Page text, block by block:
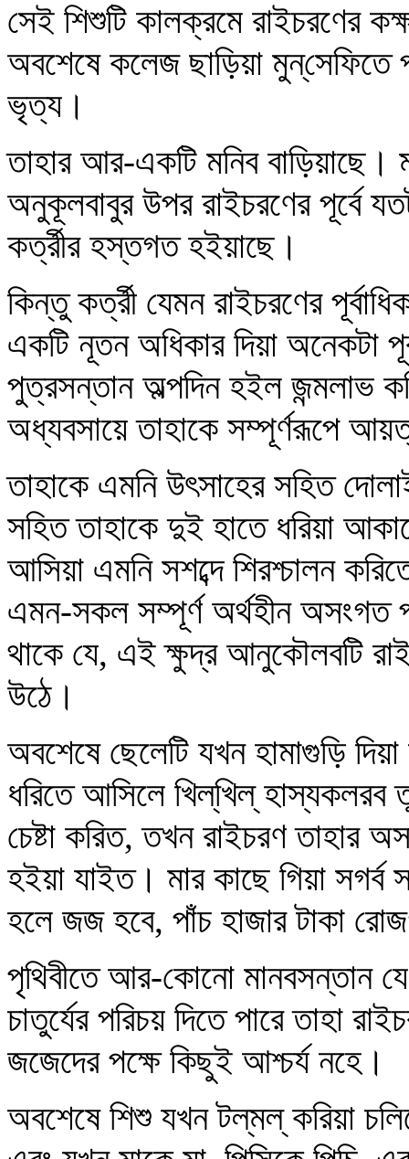
সেই শিশুটি কালক্রমে রাইচরণের
অবশেষে কলেজ ছাড়িয়া মুন্‌‌‌‌সেফিতে
ভৃত্য।
তাহার আর-একটি মনিব বাড়িয়াছে।
অনুকূলবাবুর উপর রাইচরণের পূর্বে
কর্ত্রীর হস্তগত হইয়াছে।
কিন্তু কর্ত্রী যেমন রাইচরণের
একটি নূতন অধিকার দিয়া অনেকটা
পুত্রসন্তান অল্পদিন হইল জন্মলাভ
অধ্যবসায়ে তাহাকে সম্পূর্ণরূপে
তাহাকে এমনি উৎসাহের সহিত
সহিত তাহাকে দুই হাতে ধরিয়া
আসিয়া এমনি সশব্দে শিরশ্চালন
এমন-সকল সম্পূর্ণ অর্থহীন অসংগত
থাকে যে, এই ক্ষুদ্র আনুকৌলবটি
উঠে।
অবশেষে ছেলেটি যখন হামাগুড়ি
ধরিতে আসিলে খিল্‌খিল্‌ হাস্যকলরব
চেষ্টা করিত, তখন রাইচরণ তাহার
হইয়া যাইত। মার কাছে গিয়া
হলে জজ হবে, পাঁচ হাজার টাকা
পৃথিবীতে আর-কোনো মানবসন্তান
চাতুর্যের পরিচয় দিতে পারে তাহা
জজেদের পক্ষে কিছুই আশ্চর্য নহে।
অবশেষে শিশু যখন টল্‌মল্‌ করিয়া